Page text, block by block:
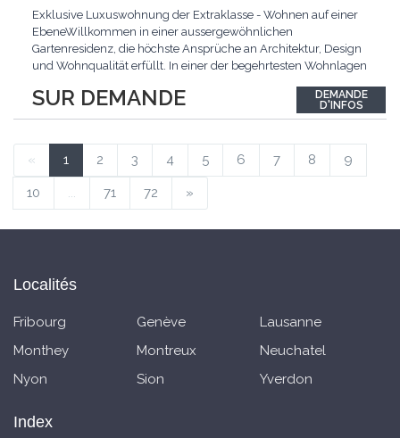
SUR DEMANDE
Exklusive Luxuswohnung der Extraklasse - Wohnen auf einer
EbeneWillkommen in einer aussergewöhnlichen
Gartenresidenz, die höchste Ansprüche an Architektur, Design
und Wohnqualität erfüllt. In einer der begehrtesten Wohnlagen
exklusives Zuhause mit über 230 m² Wohnfläche, das
Grosszügigkeit, Privatsphäre und zeitlose Eleganz auf
DEMANDE
D'INFOS
« 1 2 3 4 5 6 7 8 9
10 ... 71 72 »
Localités
Fribourg Genève
Lausanne
Monthey
Montreux
Neuchatel
Nyon
Sion Yverdon
Index